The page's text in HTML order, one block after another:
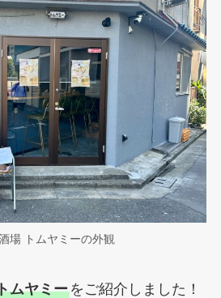
場 トムヤミーの外観
ムヤミーをご紹介しました！